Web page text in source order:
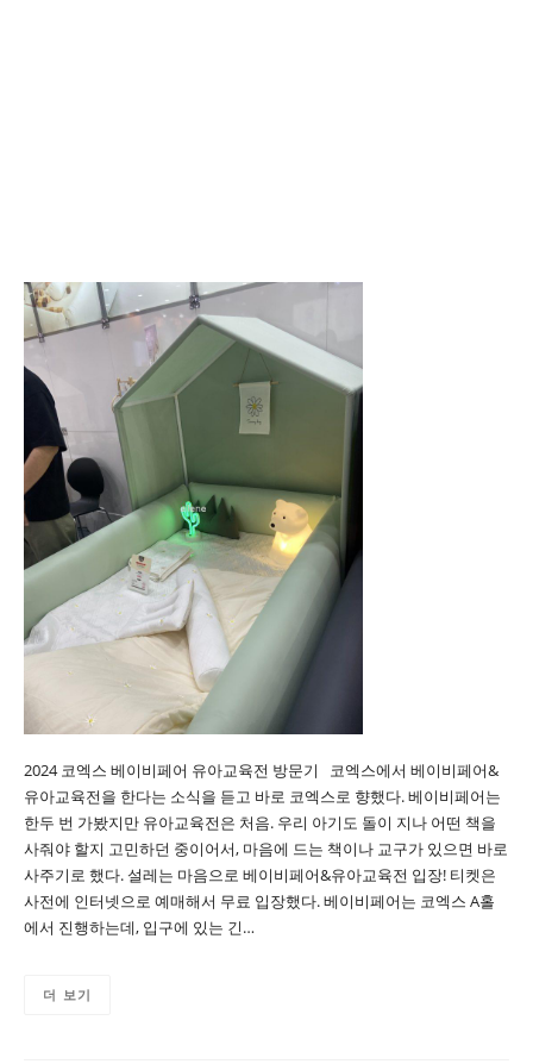
2024 코엑스 베이비페어 유아교육전 방문기 코엑스에서 베이비페어&
유아교육전을 한다는 소식을 듣고 바로 코엑스로 향했다. 베이비페어는
한두 번 가봤지만 유아교육전은 처음. 우리 아기도 돌이 지나 어떤 책을
사줘야 할지 고민하던 중이어서, 마음에 드는 책이나 교구가 있으면 바로
사주기로 했다. 설레는 마음으로 베이비페어&유아교육전 입장! 티켓은
사전에 인터넷으로 예매해서 무료 입장했다. 베이비페어는 코엑스 A홀
에서 진행하는데, 입구에 있는 긴…
더 보기